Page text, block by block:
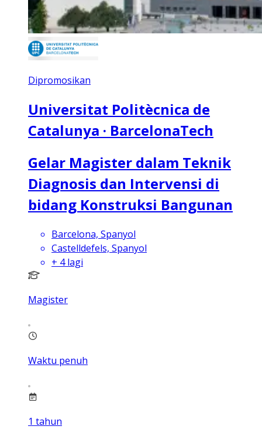
Dipromosikan
Universitat Politècnica de
Catalunya · BarcelonaTech
Gelar Magister dalam Teknik
Diagnosis dan Intervensi di
bidang Konstruksi Bangunan
Barcelona, Spanyol
Castelldefels, Spanyol
+ 4 lagi
Magister
Waktu penuh
1 tahun